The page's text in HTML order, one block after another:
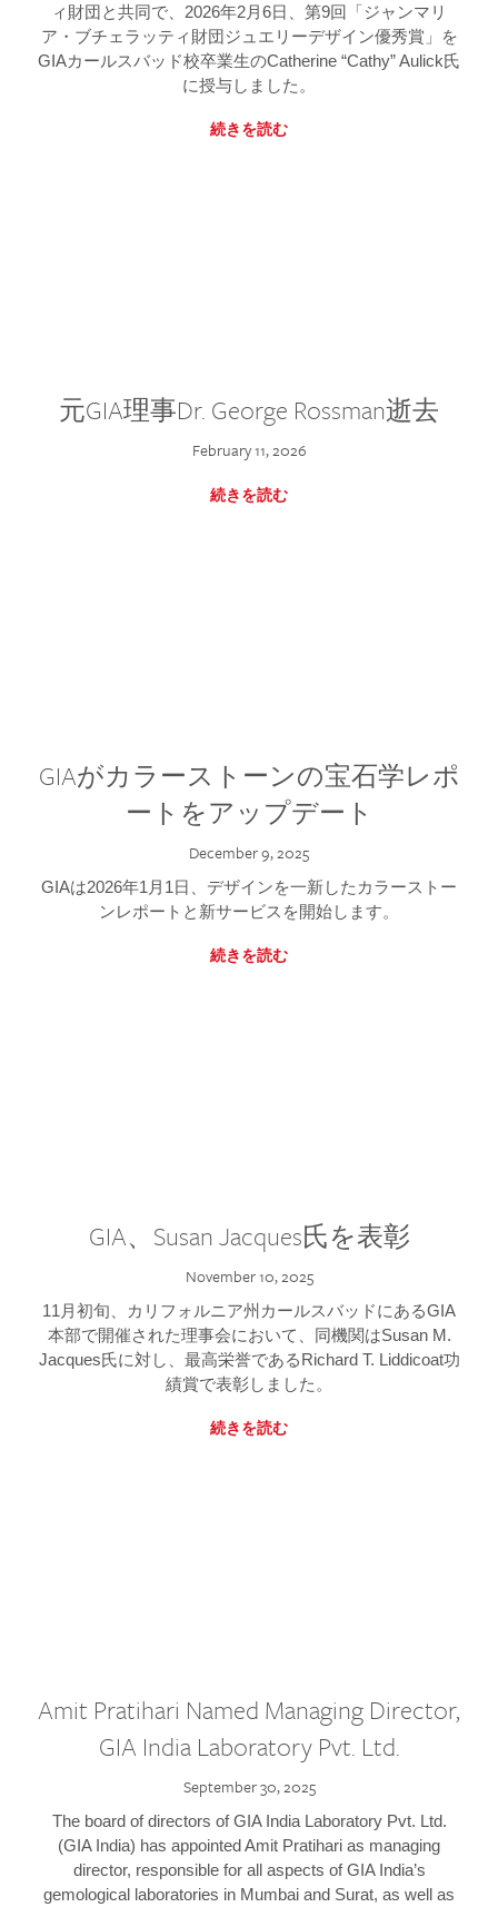
ィ財団と共同で、2026年2月6日、第9回「ジャンマリ
ア・ブチェラッティ財団ジュエリーデザイン優秀賞」を
GIAカールスバッド校卒業生のCatherine “Cathy” Aulick氏
に授与しました。
続きを読む
元GIA理事Dr. George Rossman逝去
February 11, 2026
続きを読む
GIAがカラーストーンの宝石学レポ
ートをアップデート
December 9, 2025
GIAは2026年1月1日、デザインを一新したカラーストー
ンレポートと新サービスを開始します。
続きを読む
GIA、Susan Jacques氏を表彰
November 10, 2025
11月初旬、カリフォルニア州カールスバッドにあるGIA
本部で開催された理事会において、同機関はSusan M.
Jacques氏に対し、最高栄誉であるRichard T. Liddicoat功
績賞で表彰しました。
続きを読む
Amit Pratihari Named Managing Director,
GIA India Laboratory Pvt. Ltd.
September 30, 2025
The board of directors of GIA India Laboratory Pvt. Ltd.
(GIA India) has appointed Amit Pratihari as managing
director, responsible for all aspects of GIA India’s
gemological laboratories in Mumbai and Surat, as well as